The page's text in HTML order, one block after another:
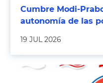
Cumbre Modi-
autonomía de las
19 JUL 2026